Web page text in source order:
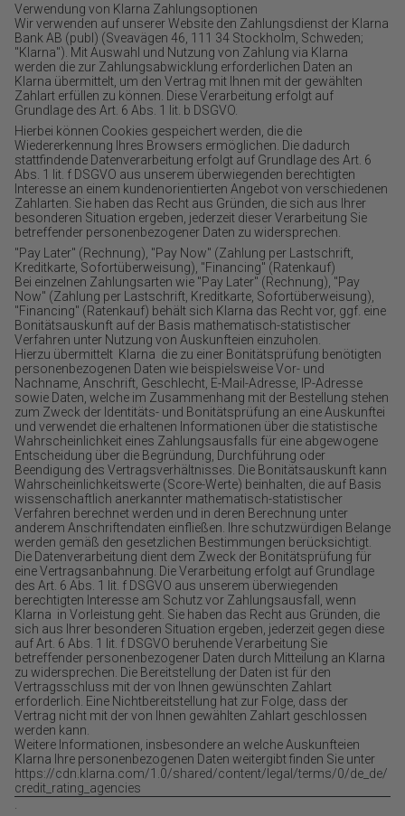
Verwendung von Klarna Zahlungsoptionen
Wir verwenden auf unserer Website den Zahlungsdienst der Klarna
Bank AB (publ) (Sveavägen 46, 111 34 Stockholm, Schweden;
"Klarna"). Mit Auswahl und Nutzung von Zahlung via Klarna
werden die zur Zahlungsabwicklung erforderlichen Daten an
Klarna übermittelt, um den Vertrag mit Ihnen mit der gewählten
Zahlart erfüllen zu können. Diese Verarbeitung erfolgt auf
Grundlage des Art. 6 Abs. 1 lit. b DSGVO.
Hierbei können Cookies gespeichert werden, die die
Wiedererkennung Ihres Browsers ermöglichen. Die dadurch
stattfindende Datenverarbeitung erfolgt auf Grundlage des Art. 6
Abs. 1 lit. f DSGVO aus unserem überwiegenden berechtigten
Interesse an einem kundenorientierten Angebot von verschiedenen
Zahlarten. Sie haben das Recht aus Gründen, die sich aus Ihrer
besonderen Situation ergeben, jederzeit dieser Verarbeitung Sie
betreffender personenbezogener Daten zu widersprechen.
"Pay Later" (Rechnung), "Pay Now" (Zahlung per Lastschrift,
Kreditkarte, Sofortüberweisung), "Financing" (Ratenkauf)
Bei einzelnen Zahlungsarten wie "Pay Later" (Rechnung), "Pay
Now" (Zahlung per Lastschrift, Kreditkarte, Sofortüberweisung),
"Financing" (Ratenkauf) behält sich Klarna das Recht vor, ggf. eine
Bonitätsauskunft auf der Basis mathematisch-statistischer
Verfahren unter Nutzung von Auskunfteien einzuholen.
Hierzu übermittelt Klarna die zu einer Bonitätsprüfung benötigten
personenbezogenen Daten wie beispielsweise Vor- und
Nachname, Anschrift, Geschlecht, E-Mail-Adresse, IP-Adresse
sowie Daten, welche im Zusammenhang mit der Bestellung stehen
zum Zweck der Identitäts- und Bonitätsprüfung an eine Auskunftei
und verwendet die erhaltenen Informationen über die statistische
Wahrscheinlichkeit eines Zahlungsausfalls für eine abgewogene
Entscheidung über die Begründung, Durchführung oder
Beendigung des Vertragsverhältnisses. Die Bonitätsauskunft kann
Wahrscheinlichkeitswerte (Score-Werte) beinhalten, die auf Basis
wissenschaftlich anerkannter mathematisch-statistischer
Verfahren berechnet werden und in deren Berechnung unter
anderem Anschriftendaten einfließen. Ihre schutzwürdigen Belange
werden gemäß den gesetzlichen Bestimmungen berücksichtigt.
Die Datenverarbeitung dient dem Zweck der Bonitätsprüfung für
eine Vertragsanbahnung. Die Verarbeitung erfolgt auf Grundlage
des Art. 6 Abs. 1 lit. f DSGVO aus unserem überwiegenden
berechtigten Interesse am Schutz vor Zahlungsausfall, wenn
Klarna in Vorleistung geht. Sie haben das Recht aus Gründen, die
sich aus Ihrer besonderen Situation ergeben, jederzeit gegen diese
auf Art. 6 Abs. 1 lit. f DSGVO beruhende Verarbeitung Sie
betreffender personenbezogener Daten durch Mitteilung an Klarna
zu widersprechen. Die Bereitstellung der Daten ist für den
Vertragsschluss mit der von Ihnen gewünschten Zahlart
erforderlich. Eine Nichtbereitstellung hat zur Folge, dass der
Vertrag nicht mit der von Ihnen gewählten Zahlart geschlossen
werden kann.
Weitere Informationen, insbesondere an welche Auskunfteien
Klarna Ihre personenbezogenen Daten weitergibt finden Sie unter
https://cdn.klarna.com/1.0/shared/content/legal/terms/0/de_de/
credit_rating_agencies